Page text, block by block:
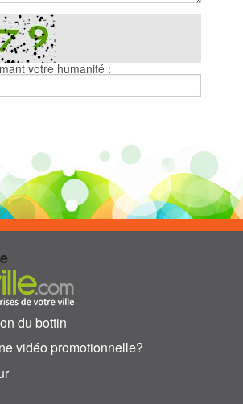
votre humanité :
du bottin
vidéo promotionnelle?